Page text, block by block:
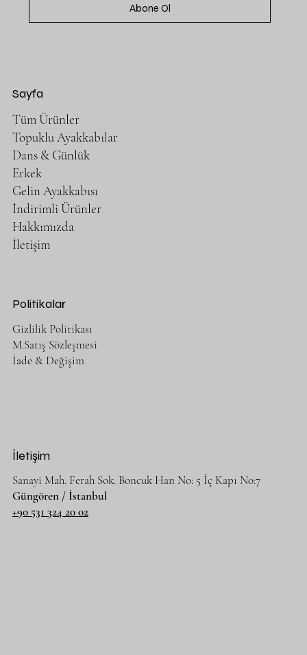
Abone Ol
Sayfa
Tüm Ürünler
Topuklu Ayakkabılar
Dans & Günlük
Erkek
Gelin Ayakkabısı
İndirimli Ürünler
Hakkımızda
İletişim
Politikalar
Gizlilik Politikası
M.Satış Sözleşmesi
İade & Değişim
İletişim
Sanayi Mah. Ferah Sok. Boncuk Han No: 5 İç Kapı No:7
Güngören / İstanbul
+90 531 324 20 02